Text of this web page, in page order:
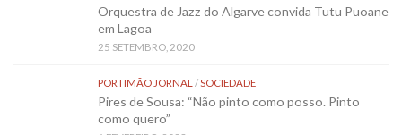
Orquestra de Jazz do Algarve convida Tutu Puoane
em Lagoa
25 SETEMBRO, 2020
PORTIMÃO JORNAL / SOCIEDADE
Pires de Sousa: “Não pinto como posso. Pinto
como quero”